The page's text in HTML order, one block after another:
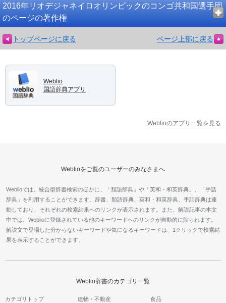
2016年リオデジャネイロオリンピックのコンゴ共和国選手団
のページの著作権
トップページに戻る ページ上部に戻る
Weblio
国語辞典アプリ
Weblioのアプリ一覧を見る
Weblioをご覧のユーザーのみなさまへ
Weblioでは、統合型辞書検索のほかに、「類語辞典」や「英和・和英辞典」、「手話
辞典」を利用することができます。辞書、類語辞典、英和・和英辞典、手話辞典は連
動しており、それぞれの検索結果へのリンクが表示されます。また、解説記事の本文
中では、Weblioに登録されている他のキーワードへのリンクが自動的に貼られます。
解説文で登場した分からないキーワードや気になるキーワードは、1クリックで検索結
果を表示することができます。
Weblio辞書のカテゴリ一覧
カテゴリトップ 建物・不動産 食品